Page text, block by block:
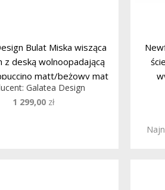
Bulat Miska wisząca
z deską wolnoopadającą
matt/beżowy mat
W MAGAZYNIE !!!
Galatea Design
1 299,00 zł